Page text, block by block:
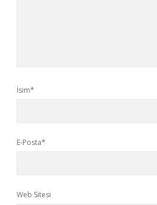
İsim*
E-Posta*
Web Sitesi